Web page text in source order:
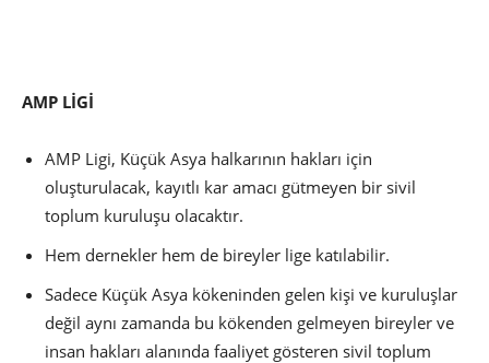
AMP LİGİ
AMP Ligi, Küçük Asya halkarının hakları için
oluşturulacak, kayıtlı kar amacı gütmeyen bir sivil
toplum kuruluşu olacaktır.
Hem dernekler hem de bireyler lige katılabilir.
Sadece Küçük Asya kökeninden gelen kişi ve kuruluşlar
değil aynı zamanda bu kökenden gelmeyen bireyler ve
insan hakları alanında faaliyet gösteren sivil toplum